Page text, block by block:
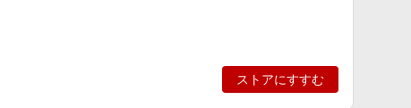
ストアにすすむ